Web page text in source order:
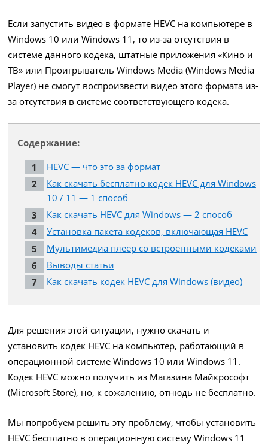
Если запустить видео в формате HEVC на компьютере в
Windows 10 или Windows 11, то из-за отсутствия в
системе данного кодека, штатные приложения «Кино и
ТВ» или Проигрыватель Windows Media (Windows Media
Player) не смогут воспроизвести видео этого формата из-
за отсутствия в системе соответствующего кодека.
Содержание:
HEVC — что это за формат
Как скачать бесплатно кодек HEVC для Windows
10 / 11 — 1 способ
Как скачать HEVC для Windows — 2 способ
Установка пакета кодеков, включающая HEVC
Мультимедиа плеер со встроенными кодеками
Выводы статьи
Как скачать кодек HEVC для Windows (видео)
Для решения этой ситуации, нужно скачать и
установить кодек HEVC на компьютер, работающий в
операционной системе Windows 10 или Windows 11.
Кодек HEVC можно получить из Магазина Майкрософт
(Microsoft Store), но, к сожалению, отнюдь не бесплатно.
Мы попробуем решить эту проблему, чтобы установить
HEVC бесплатно в операционную систему Windows 11